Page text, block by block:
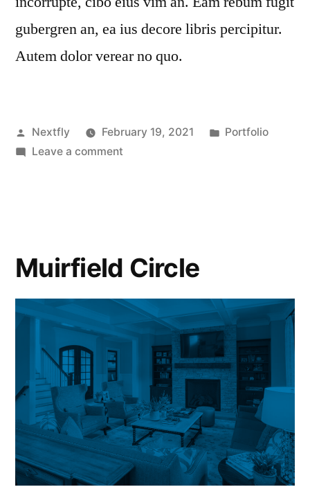
gubergren an, ea ius decore libris percipitur.
Autem dolor verear no quo.
Nextfly February 19, 2021
Portfolio
Leave a comment
Muirfield Circle